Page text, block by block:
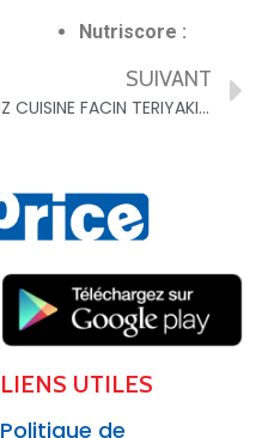
Nutriscore :
SUIVANT
RIZ CUISINE FACIN TERIYAKI TAUREAU AILE – 4313568070153
LIENS UTILES
Politique de